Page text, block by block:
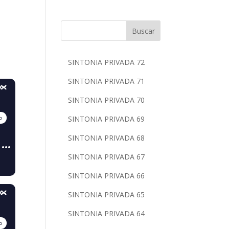
Buscar
SINTONIA PRIVADA 72
SINTONIA PRIVADA 71
SINTONIA PRIVADA 70
SINTONIA PRIVADA 69
SINTONIA PRIVADA 68
SINTONIA PRIVADA 67
SINTONIA PRIVADA 66
SINTONIA PRIVADA 65
SINTONIA PRIVADA 64